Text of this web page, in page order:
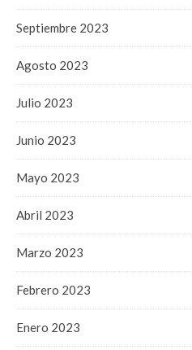
Septiembre 2023
Agosto 2023
Julio 2023
Junio 2023
Mayo 2023
Abril 2023
Marzo 2023
Febrero 2023
Enero 2023